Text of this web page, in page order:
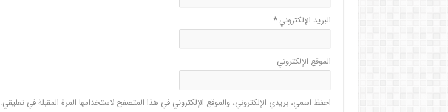
البريد الإلكتروني*
الموقع الإلكتروني
احفظ اسمي، بريدي الإلكتروني، والموقع الإلكتروني في هذا المتصفح لاستخدامها المرة المقبلة في تعليقي.